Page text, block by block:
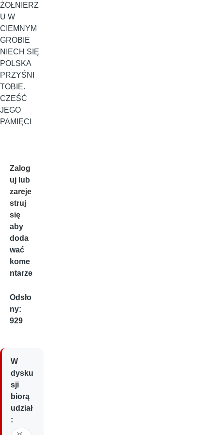
ŻOŁNIERZ
U W
CIEMNYM
GROBIE
NIECH SIĘ
POLSKA
PRZYŚNI
TOBIE.
CZEŚĆ
JEGO
PAMIĘCI
Zalog
uj lub
zareje
struj
się
aby
doda
wać
kome
ntarze
Odsło
ny:
929
W
dysku
sji
biorą
udział
: